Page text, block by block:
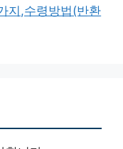
지,수령방법(반환